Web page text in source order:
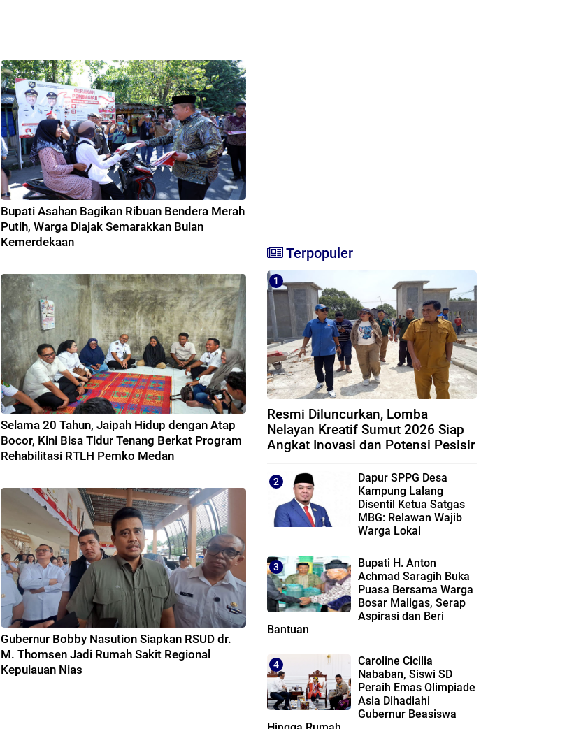
Bupati Asahan Bagikan Ribuan Bendera Merah
Putih, Warga Diajak Semarakkan Bulan
Kemerdekaan
Selama 20 Tahun, Jaipah Hidup dengan Atap
Bocor, Kini Bisa Tidur Tenang Berkat Program
Rehabilitasi RTLH Pemko Medan
Gubernur Bobby Nasution Siapkan RSUD dr.
M. Thomsen Jadi Rumah Sakit Regional
Kepulauan Nias
Terpopuler
Resmi Diluncurkan, Lomba
Nelayan Kreatif Sumut 2026 Siap
Angkat Inovasi dan Potensi Pesisir
Dapur SPPG Desa
Kampung Lalang
Disentil Ketua Satgas
MBG: Relawan Wajib
Warga Lokal
Bupati H. Anton
Achmad Saragih Buka
Puasa Bersama Warga
Bosar Maligas, Serap
Aspirasi dan Beri
Bantuan
Caroline Cicilia
Nababan, Siswi SD
Peraih Emas Olimpiade
Asia Dihadiahi
Gubernur Beasiswa